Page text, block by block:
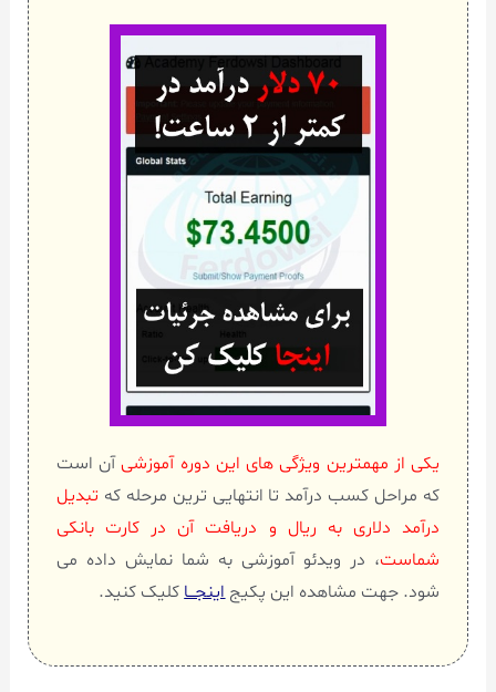
یکی از مهمترین ویژگی های این دوره آموزشیآن است
که مراحل کسب درآمد تا انتهایی ترین مرحله که تبدیل
درآمد دلاری به ریال و دریافت آن در کارت بانکی
شماست، در ویدئو آموزشی به شما نمایش داده می
شود. جهت مشاهده این پکیجاینجـــاکلیک کنید.